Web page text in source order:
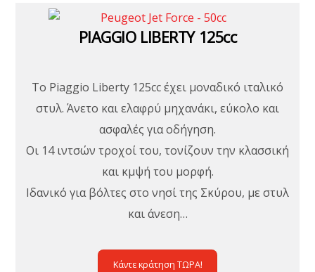
PIAGGIO LIBERTY 125cc
Το Piaggio Liberty 125cc έχει μοναδικό ιταλικό
στυλ. Άνετο και ελαφρύ μηχανάκι, εύκολο και
ασφαλές για οδήγηση.
Οι 14 ιντσών τροχοί του, τονίζουν την κλασσική
και κμψή του μορφή.
Ιδανικό για βόλτες στο νησί της Σκύρου, με στυλ
και άνεση…
Κάντε κράτηση ΤΩΡΑ!